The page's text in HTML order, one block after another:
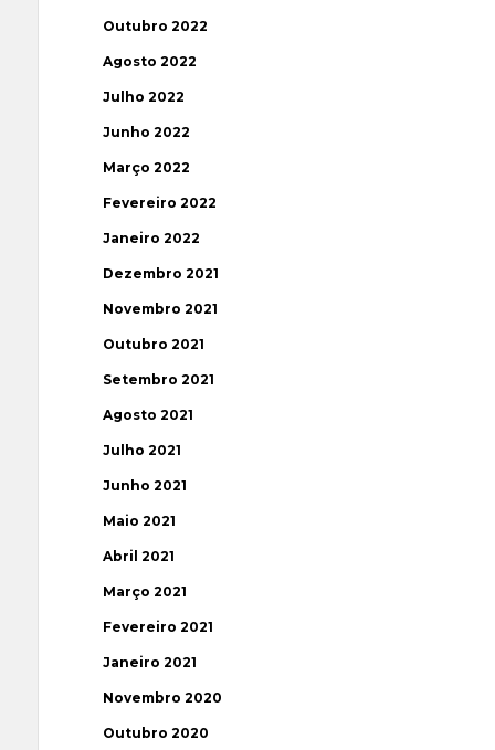
Outubro 2022
Agosto 2022
Julho 2022
Junho 2022
Março 2022
Fevereiro 2022
Janeiro 2022
Dezembro 2021
Novembro 2021
Outubro 2021
Setembro 2021
Agosto 2021
Julho 2021
Junho 2021
Maio 2021
Abril 2021
Março 2021
Fevereiro 2021
Janeiro 2021
Novembro 2020
Outubro 2020